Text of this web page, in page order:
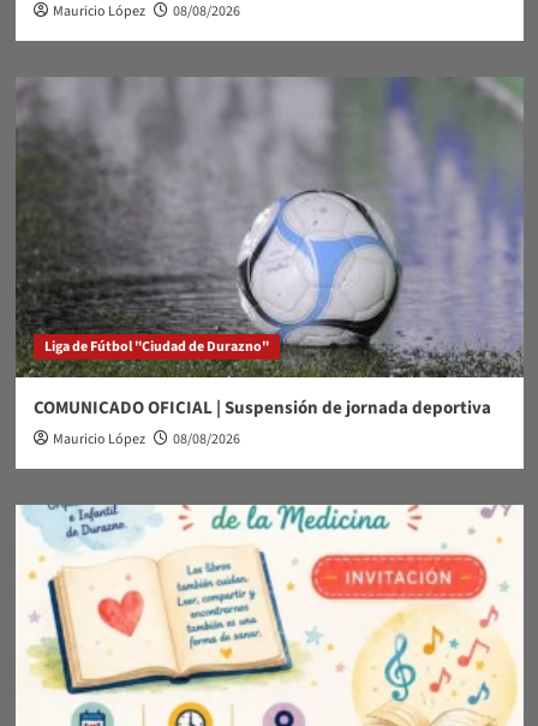
Mauricio López 08/08/2026
Liga de Fútbol "Ciudad de Durazno"
COMUNICADO OFICIAL | Suspensión de jornada deportiva
Mauricio López 08/08/2026